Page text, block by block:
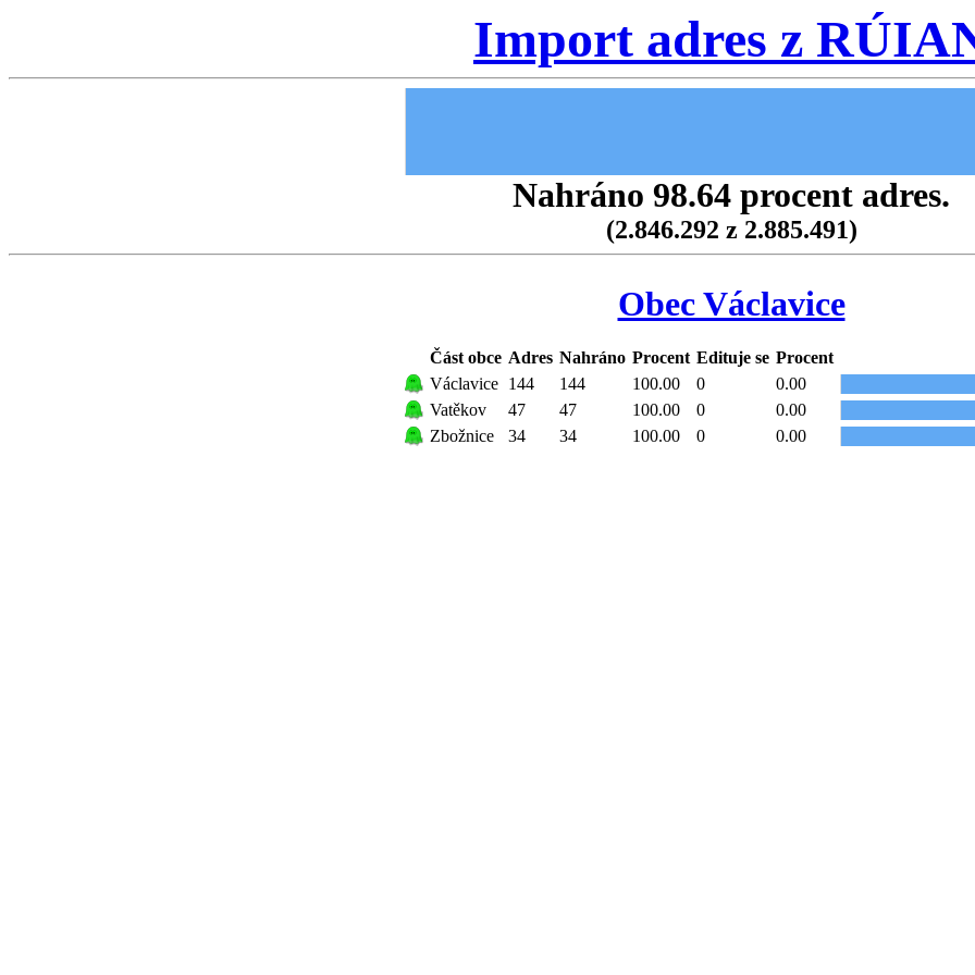
Import adres z
Nahráno 98.64 procent adres.
(2.846.292 z 2.885.491)
Obec Václavice
Část obce Adres Nahráno Procent Edituje se Procent
Václavice 144 144 100.00 0
0.00
Vatěkov
47 47 100.00 0
0.00
Zbožnice
34 34 100.00 0 0.00